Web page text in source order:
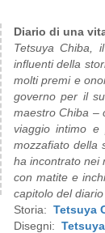
Diario di una
Tetsuya Chiba,
influenti della
molti premi e
governo per il
maestro Chiba –
viaggio intimo e
mozzafiato della
ha incontrato nei
con matite e
capitolo del
Storia: Tetsuya
Disegni: